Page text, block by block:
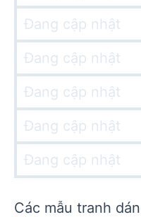
Đang cập nhật
Đang cập nhật
Đang cập nhật
Đang cập nhật
Đang cập nhật
Các mẫu tranh